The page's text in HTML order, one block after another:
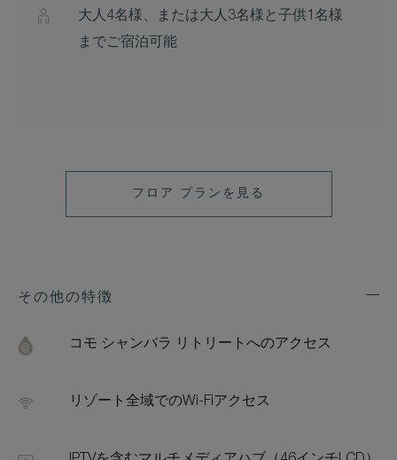
大人4名様、または大人3名様と子供1名様
までご宿泊可能
フロア プランを見る
その他の特徴
コモ シャンバラ リトリートへのアクセス
リゾート全域でのWi-Fiアクセス